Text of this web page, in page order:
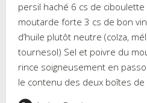
persil haché 6 cs de
moutarde forte 3 cs de bon
d’huile plutôt neutre (colza,
tournesol) Sel et poivre du
rince soigneusement en
le contenu des deux boîtes